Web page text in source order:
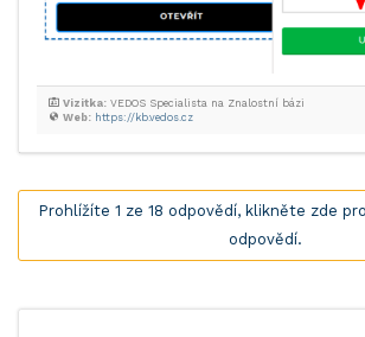
Web: https://kb.vedos.cz
Vizitka: VEDOS Specialista na Znalostní bázi
Prohlížíte 1 ze 18 odpovědí, klikněte zde
odpovědí.